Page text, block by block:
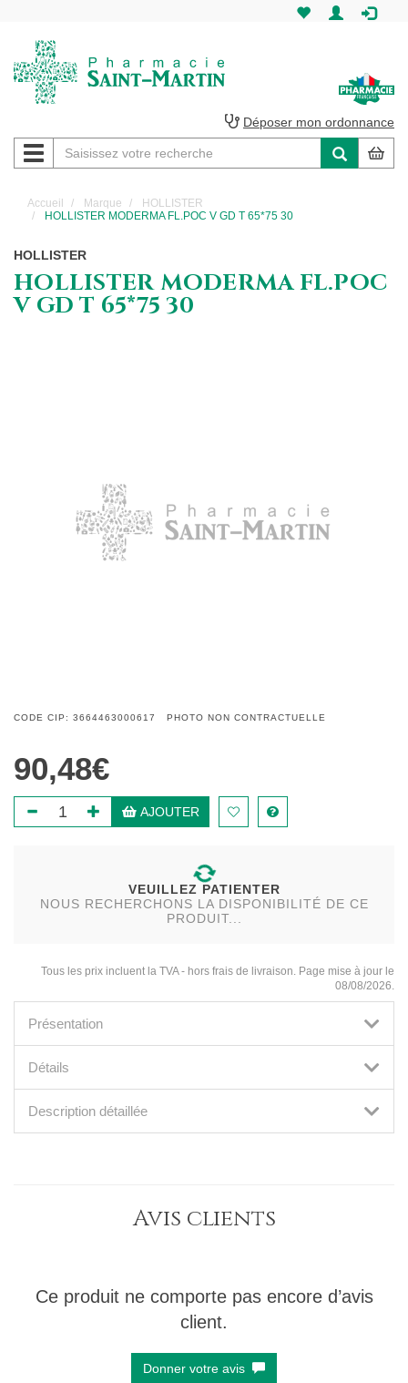
Martin
Pharmacie
Amiens
Déposer mon ordonnance
Navigation
Accueil Marque
HOLLISTER
HOLLISTER MODERMA FL.POC V GD T 65*75 30
HOLLISTER
HOLLISTER MODERMA FL.POC
V GD T 65*75 30
CODE CIP: 3664463000617 PHOTO NON CONTRACTUELLE
90,48€
AJOUTER
VEUILLEZ PATIENTER
NOUS RECHERCHONS LA DISPONIBILITÉ DE CE
PRODUIT...
Tous les prix incluent la TVA - hors frais de livraison. Page mise à jour le
08/08/2026.
Présentation
Détails
Description détaillée
Avis clients
Ce produit ne comporte pas encore d’avis
client.
Donner votre avis